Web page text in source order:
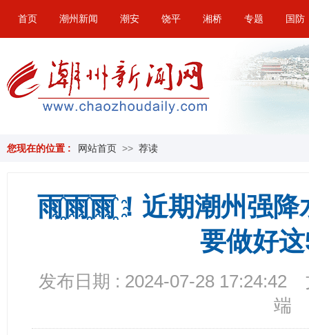
首页 潮州新闻 潮安 饶平 湘桥 专题 国防
您现在的位置 : 网站首页 >> 荐读
雨҈雨҈雨҈！近期潮州强
要做好
发布日期 : 2024-07-28 17:24:42
端